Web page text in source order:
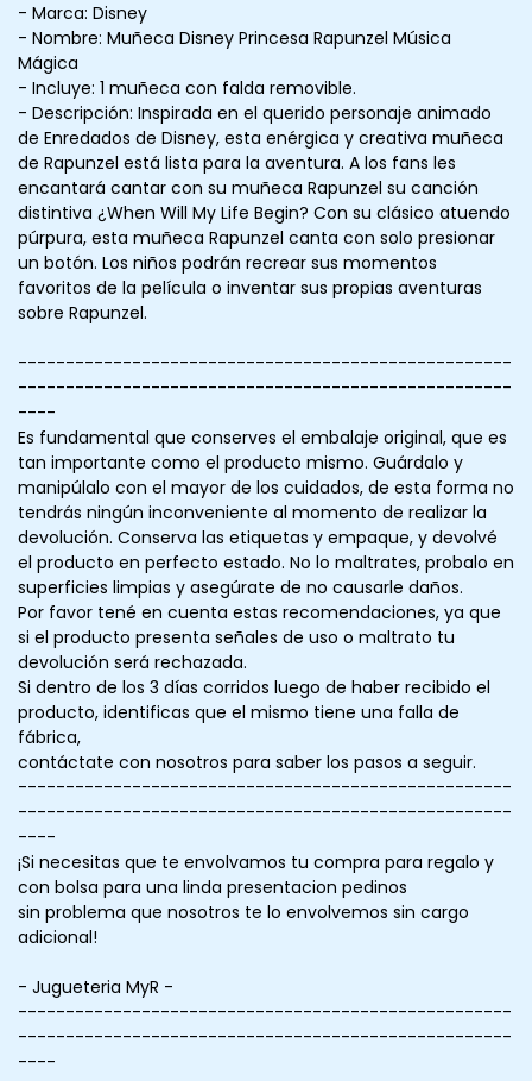
- Marca: Disney
- Nombre: Muñeca Disney Princesa Rapunzel Música
Mágica
- Incluye: 1 muñeca con falda removible.
- Descripción: Inspirada en el querido personaje animado
de Enredados de Disney, esta enérgica y creativa muñeca
de Rapunzel está lista para la aventura. A los fans les
encantará cantar con su muñeca Rapunzel su canción
distintiva ¿When Will My Life Begin? Con su clásico atuendo
púrpura, esta muñeca Rapunzel canta con solo presionar
un botón. Los niños podrán recrear sus momentos
favoritos de la película o inventar sus propias aventuras
sobre Rapunzel.
----------------------------------------------------
----------------------------------------------------
----
Es fundamental que conserves el embalaje original, que es
tan importante como el producto mismo. Guárdalo y
manipúlalo con el mayor de los cuidados, de esta forma no
tendrás ningún inconveniente al momento de realizar la
devolución. Conserva las etiquetas y empaque, y devolvé
el producto en perfecto estado. No lo maltrates, probalo en
superficies limpias y asegúrate de no causarle daños.
Por favor tené en cuenta estas recomendaciones, ya que
si el producto presenta señales de uso o maltrato tu
devolución será rechazada.
Si dentro de los 3 días corridos luego de haber recibido el
producto, identificas que el mismo tiene una falla de
fábrica,
contáctate con nosotros para saber los pasos a seguir.
----------------------------------------------------
----------------------------------------------------
----
¡Si necesitas que te envolvamos tu compra para regalo y
con bolsa para una linda presentacion pedinos
sin problema que nosotros te lo envolvemos sin cargo
adicional!
- Jugueteria MyR -
----------------------------------------------------
----------------------------------------------------
----